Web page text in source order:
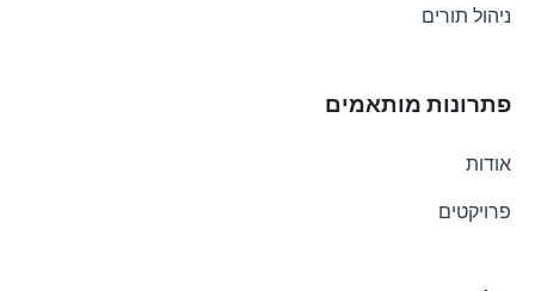
ניהול תורים
פתרונות מותאמים
אודות
פרויקטים